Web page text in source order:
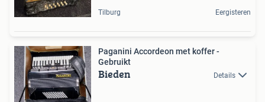
Tilburg Eergisteren
Paganini Accordeon met koffer -
Gebruikt
Bieden Details